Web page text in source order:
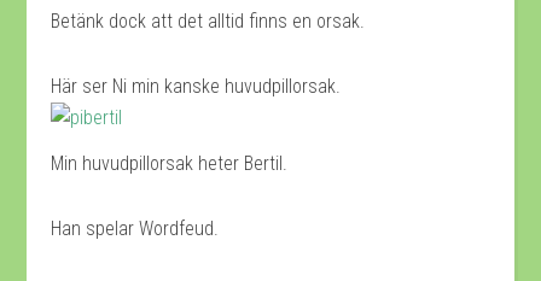
Betänk dock att det alltid finns en orsak.
Här ser Ni min kanske huvudpillorsak.
Min huvudpillorsak heter Bertil.
Han spelar Wordfeud.